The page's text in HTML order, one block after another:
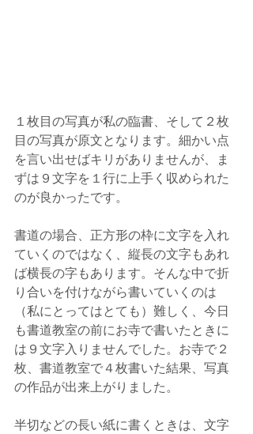
１枚目の写真が私の臨書、そして２枚
目の写真が原文となります。細かい点
を言い出せばキリがありませんが、ま
ずは９文字を１行に上手く収められた
のが良かったです。
書道の場合、正方形の枠に文字を入れ
ていくのではなく、縦長の文字もあれ
ば横長の字もあります。そんな中で折
り合いを付けながら書いていくのは
（私にとってはとても）難しく、今日
も書道教室の前にお寺で書いたときに
は９文字入りませんでした。お寺で２
枚、書道教室で４枚書いた結果、写真
の作品が出来上がりました。
半切などの長い紙に書くときは、文字